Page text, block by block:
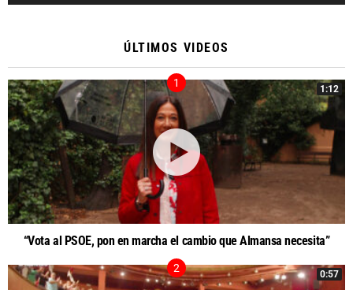
ÚLTIMOS VIDEOS
1:12
“Vota al PSOE, pon en marcha el cambio que Almansa necesita”
0:57